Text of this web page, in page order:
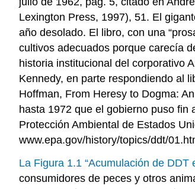
Lexington Press, 1997), 51. El
año desolado. El libro, con una
cultivos adecuados porque carecía
historia institucional del corporativo
Kennedy, en parte respondiendo al
Hoffman, From Heresy to Dogma:
hasta 1972 que el gobierno puso fin
Protección Ambiental de Estados
www.epa.gov/history/topics/ddt/
La Figura 1.1 “Acumulación de DDT
consumidores de peces y otros